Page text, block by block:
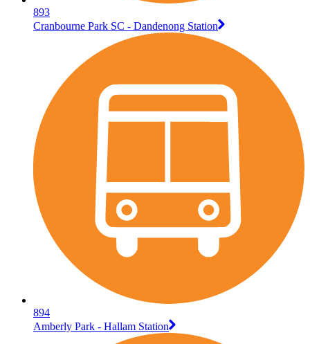
893
Cranbourne Park SC - Dandenong Station
894
Amberly Park - Hallam Station